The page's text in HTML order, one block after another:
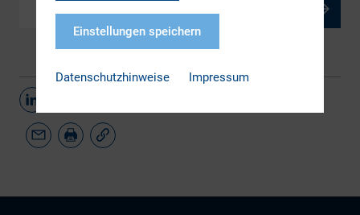
Einstellungen speichern
Datenschutzhinweise Impressum